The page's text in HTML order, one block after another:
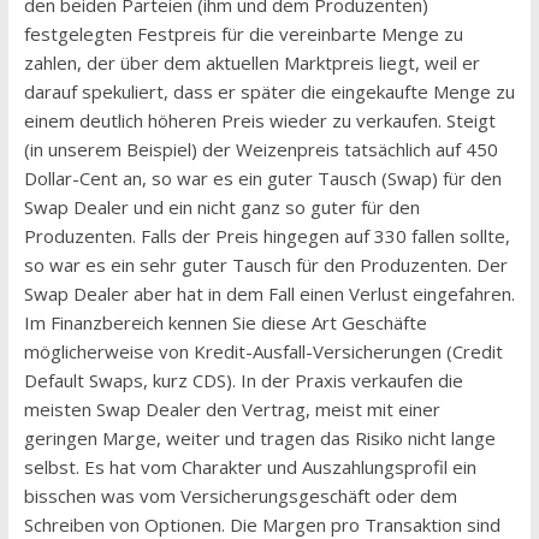
den beiden Parteien (ihm und dem Produzenten)
festgelegten Festpreis für die vereinbarte Menge zu
zahlen, der über dem aktuellen Marktpreis liegt, weil er
darauf spekuliert, dass er später die eingekaufte Menge zu
einem deutlich höheren Preis wieder zu verkaufen. Steigt
(in unserem Beispiel) der Weizenpreis tatsächlich auf 450
Dollar-Cent an, so war es ein guter Tausch (Swap) für den
Swap Dealer und ein nicht ganz so guter für den
Produzenten. Falls der Preis hingegen auf 330 fallen sollte,
so war es ein sehr guter Tausch für den Produzenten. Der
Swap Dealer aber hat in dem Fall einen Verlust eingefahren.
Im Finanzbereich kennen Sie diese Art Geschäfte
möglicherweise von Kredit-Ausfall-Versicherungen (Credit
Default Swaps, kurz CDS). In der Praxis verkaufen die
meisten Swap Dealer den Vertrag, meist mit einer
geringen Marge, weiter und tragen das Risiko nicht lange
selbst. Es hat vom Charakter und Auszahlungsprofil ein
bisschen was vom Versicherungsgeschäft oder dem
Schreiben von Optionen. Die Margen pro Transaktion sind